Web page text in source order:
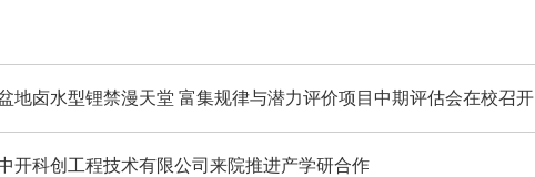
地卤水型锂禁漫天堂 富集规律与潜力评价项目中期评估会在校召开
开科创工程技术有限公司来院推进产学研合作